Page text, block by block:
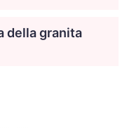
della granita